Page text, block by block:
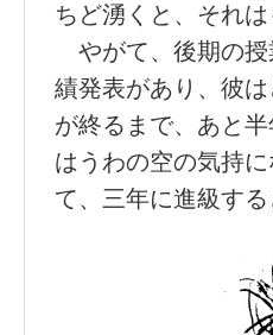
ちど湧くと、それは
やがて、後期の授
績発表があり、彼
が終るまで、あと
はうわの空の気持
て、三年に進級す